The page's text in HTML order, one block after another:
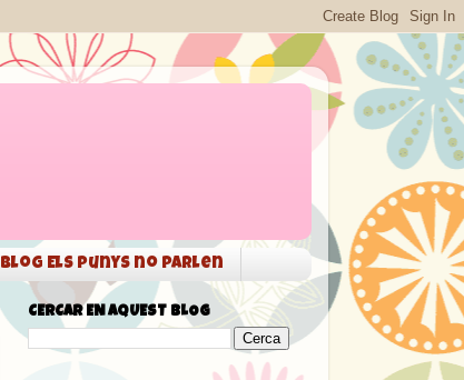
Blog Els punys no parlen
CERCAR EN AQUEST BLOG